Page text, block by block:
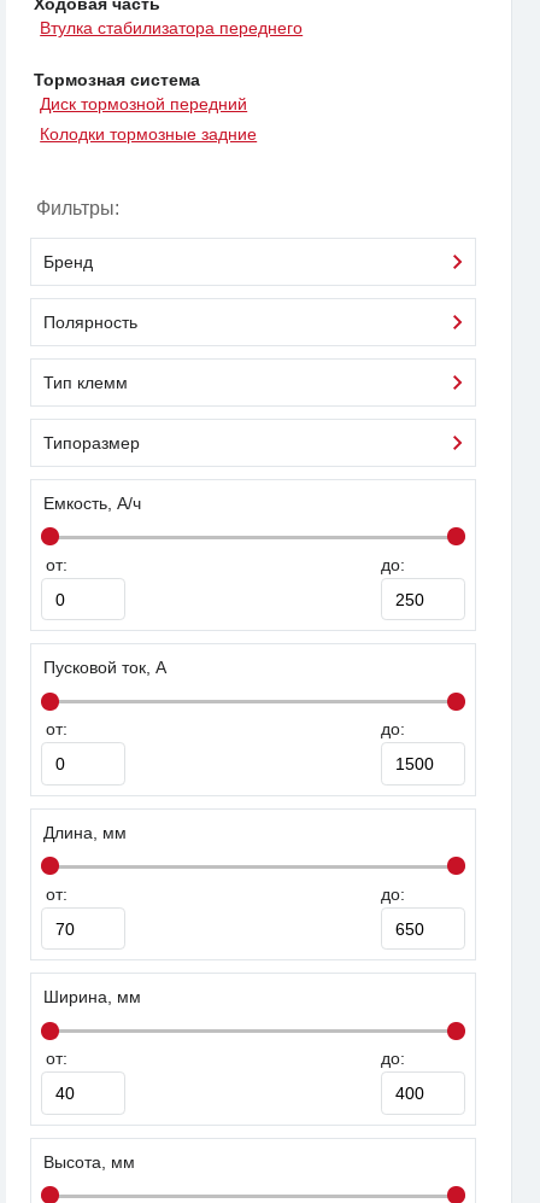
Втулка стабилизатора переднего
Тормозная система
Диск тормозной передний
Колодки тормозные задние
Фильтры:
Бренд
Полярность
Тип клемм
Типоразмер
Емкость, А/ч
от: до:
Пусковой ток, А
от: до:
Длина, мм
от: до:
Ширина, мм
от: до:
Высота, мм